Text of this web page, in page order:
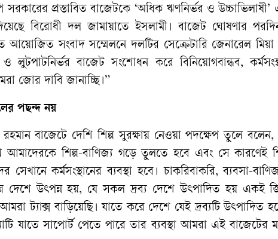
সরকারের প্রস্তাবিত বাজেটকে ‘অধিক ঋণনির্ভর ও
বিরোধী দল জামায়াতে ইসলামী। বাজেট ঘোষণার
আয়োজিত সংবাদ সম্মেলনে দলটির সেক্রেটারি জেনারেল
ও লুটপাটনির্ভর বাজেট সংশোধন করে বিনিয়োগবান্ধব,
জোর দাবি জানাচ্ছি।”
পছন্দ নয়
রহমান বাজেটে দেশি শিল্প সুরক্ষায় নেওয়া পদক্ষেপ তুলে
আমাদেরকে শিল্প-বাণিজ্য গড়ে তুলতে হবে এবং সে কারণেই
সেখানে কর্মসংস্থানের ব্যবস্থা হবে। চাকরিবাকরি, ব্যবসা-
দেশে উৎপন্ন হয়, যে সকল দ্রব্য দেশে উৎপাদিত হয় একই
ট্যাক্স বাড়িয়েছি। যাতে করে দেশে যেই দ্রব্যটি উৎপাদিত
যাতে সাপোর্ট পেতে পারে তার ব্যবস্থা আমরা এই বাজেটের